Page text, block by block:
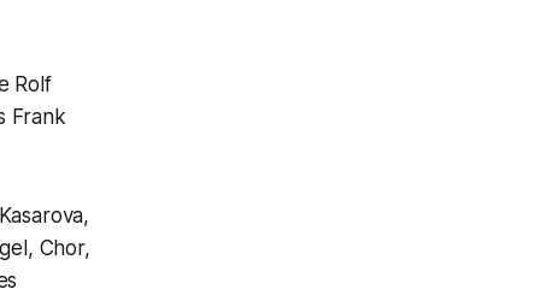
Rolf
Frank
Chor,